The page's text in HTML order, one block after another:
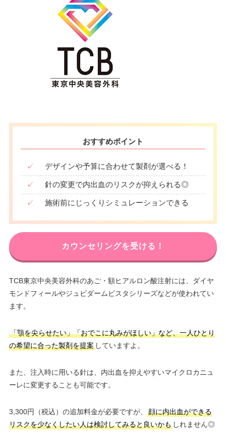
おすすめポイント
✓ デザインや予算に合わせて製剤が選べる！
✓ 針の変更で内出血のリスクが抑えられる◎
✓ 施術前にじっくりシミュレーションできる
カウンセリングを受ける！
TCB東京中央美容外科のあご・額ヒアルロン酸注射には、ダイヤ
モンドフィールやジュビダームビスタシリーズなどが使われてい
ます。
「顎を尖らせたい」「おでこに丸みがほしい」など、一人ひとり
の希望に合った製剤を提案していますよ。
また、注入時に用いる針は、内出血を抑えやすいマイクロカニュ
ーレに変更することも可能です。
3,300円（税込）の追加料金が必要ですが、
顔に内出血ができる
リスクを少なくしたい人は検討してみると良いかもしれません◎